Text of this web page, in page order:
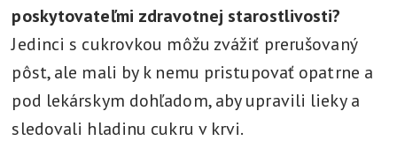
poskytovateľmi zdravotnej starostlivosti?
Jedinci s cukrovkou môžu zvážiť prerušovaný
pôst, ale mali by k nemu pristupovať opatrne a
pod lekárskym dohľadom, aby upravili lieky a
sledovali hladinu cukru v krvi.